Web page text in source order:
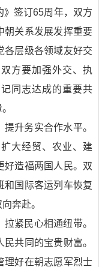
》签订65周年，双方
朝关系发展发挥重要
各层级各领域友好交
方要加强外交、执
同志达成的重要共
升务实合作水平。
大经贸、农业、建
好造福两国人民。双
和国际客运列车恢复
奔赴。
紧民心相通纽带。
共同的宝贵财富。
理好在朝志愿军烈士